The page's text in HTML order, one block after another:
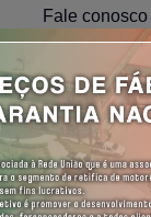
Fale conosco
Políticas de
NAVEGUE
Meus Pedidos
Minha Conta